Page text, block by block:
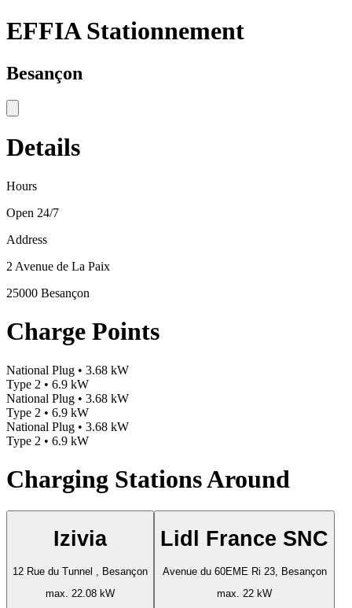
EFFIA Stationnement
Besançon
Details
Hours
Open 24/7
Address
2 Avenue de La Paix
25000 Besançon
Charge Points
National Plug • 3.68 kW
Type 2 • 6.9 kW
National Plug • 3.68 kW
Type 2 • 6.9 kW
National Plug • 3.68 kW
Type 2 • 6.9 kW
Charging Stations Around
Izivia
12 Rue du Tunnel , Besançon
max. 22.08 kW
Lidl France SNC
Avenue du 60EME Ri 23, Besançon
max. 22 kW